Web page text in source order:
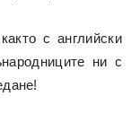
с английски
ни с